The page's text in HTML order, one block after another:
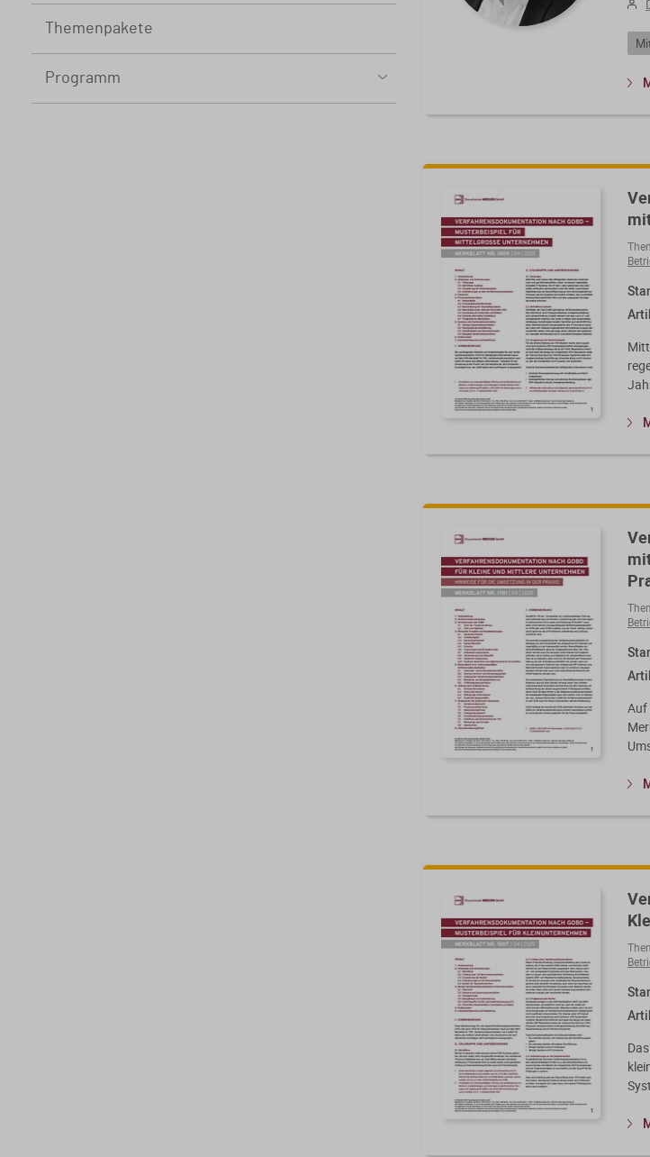
Gebührenrecht
Nachfolgeberatung
Sanierungsberatung
Themenpakete
Programm
Auf